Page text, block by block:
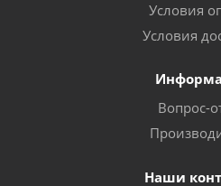
Условия
Условия
Вопрос-
Наши